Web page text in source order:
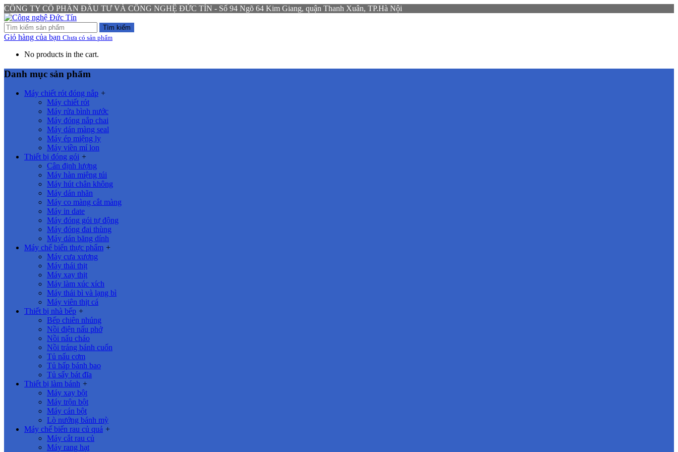
CÔNG TY CỔ PHẦN ĐẦU TƯ VÀ CÔNG NGHỆ ĐỨC TÍN - Số 94 Ngõ 64 Kim Giang, quận Thanh Xuân, TP.Hà Nội
Tìm kiếm
Giỏ hàng của bạn Chưa có sản phẩm
No products in the cart.
Danh mục sản phẩm
Máy chiết rót đóng nắp +
Máy chiết rót
Máy rửa bình nước
Máy đóng nắp chai
Máy dán màng seal
Máy ép miệng ly
Máy viền mí lon
Thiết bị đóng gói +
Cân định lượng
Máy hàn miệng túi
Máy hút chân không
Máy dán nhãn
Máy co màng cắt màng
Máy in date
Máy đóng gói tự động
Máy đóng đai thùng
Máy dán băng dính
Máy chế biến thực phẩm +
Máy cưa xương
Máy thái thịt
Máy xay thịt
Máy làm xúc xích
Máy thái bì và lạng bì
Máy viên thịt cá
Thiết bị nhà bếp +
Bếp chiên nhúng
Nồi điện nấu phở
Nồi nấu cháo
Nồi tráng bánh cuốn
Tủ nấu cơm
Tủ hấp bánh bao
Tủ sấy bát đĩa
Thiết bị làm bánh +
Máy xay bột
Máy trộn bột
Máy cán bột
Lò nướng bánh mỳ
Máy chế biến rau củ quả +
Máy cắt rau củ
Máy rang hạt